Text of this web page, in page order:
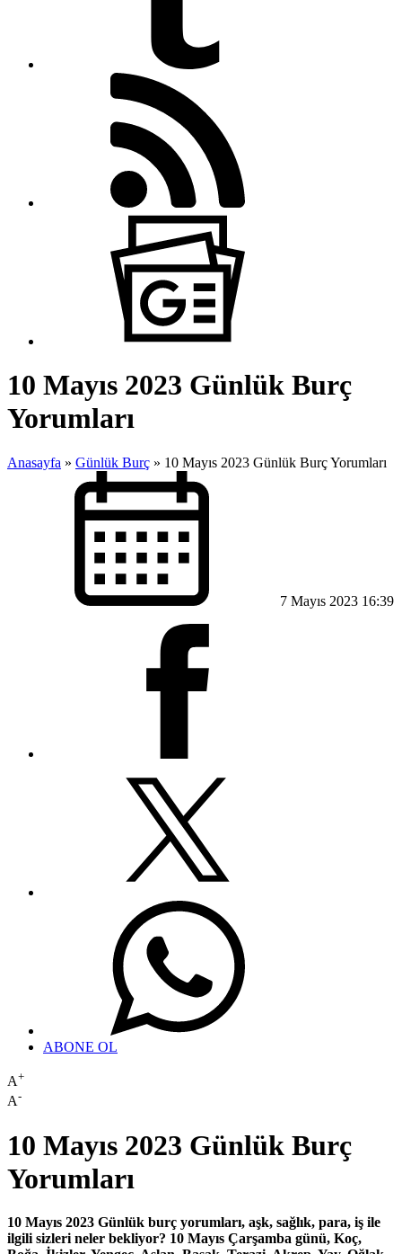
10 Mayıs 2023 Günlük Burç
Yorumları
Anasayfa » Günlük Burç » 10 Mayıs 2023 Günlük Burç Yorumları
7 Mayıs 2023 16:39
ABONE OL
A+
A-
10 Mayıs 2023 Günlük Burç
Yorumları
10 Mayıs 2023 Günlük burç yorumları, aşk, sağlık, para, iş ile
ilgili sizleri neler bekliyor? 10 Mayıs Çarşamba günü, Koç,